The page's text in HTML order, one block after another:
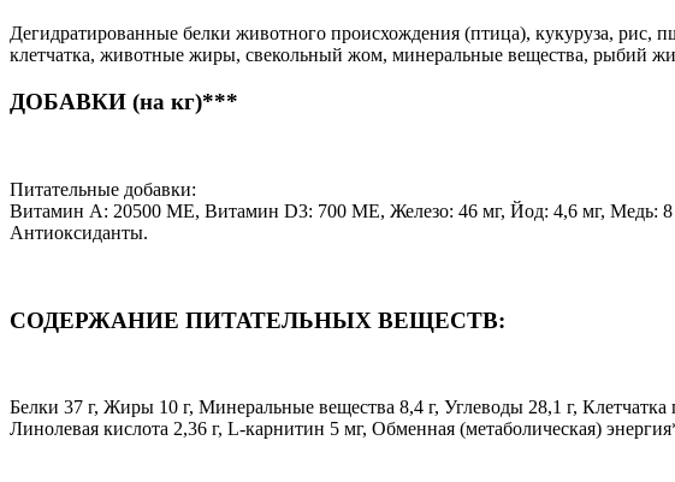
Дегидратированные белки животного происхождения (птица), кукуруза, рис,
клетчатка, животные жиры, свекольный жом, минеральные вещества, рыбий
ДОБАВКИ (на кг)***
Питательные добавки:
Витамин А: 20500 МЕ, Витамин D3: 700 МЕ, Железо: 46 мг, Йод: 4,6 мг, Медь: 8
Антиоксиданты.
СОДЕРЖАНИЕ ПИТАТЕЛЬНЫХ ВЕЩЕСТВ:
Белки 37 г, Жиры 10 г, Минеральные вещества 8,4 г, Углеводы 28,1 г,
Линолевая кислота 2,36 г, L-карнитин 5 мг, Обменная (метаболическая)